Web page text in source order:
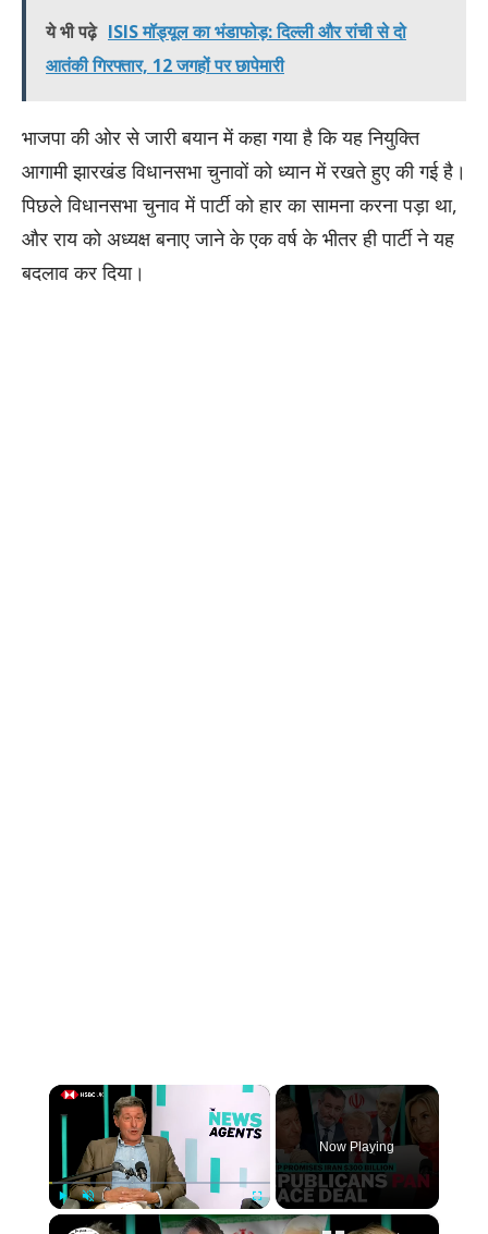
ये भी पढ़े ISIS मॉड्यूल का भंडाफोड़: दिल्ली और रांची से दो
आतंकी गिरफ्तार, 12 जगहों पर छापेमारी
भाजपा की ओर से जारी बयान में कहा गया है कि यह नियुक्ति
आगामी झारखंड विधानसभा चुनावों को ध्यान में रखते हुए की गई है।
पिछले विधानसभा चुनाव में पार्टी को हार का सामना करना पड़ा था,
और राय को अध्यक्ष बनाए जाने के एक वर्ष के भीतर ही पार्टी ने यह
बदलाव कर दिया।
×
Unmute Fullscreen
Now Playing
×